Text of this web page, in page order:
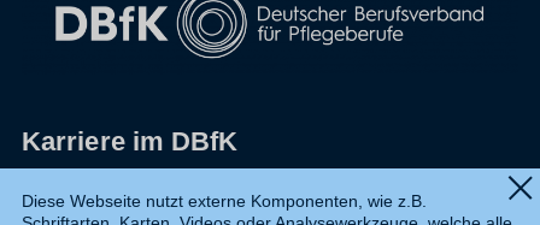
Karriere im DBfK
Diese Webseite nutzt externe Komponenten, wie z.B.